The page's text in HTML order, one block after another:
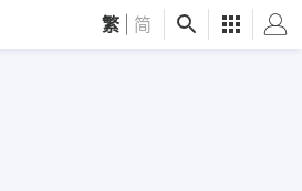
繁 简